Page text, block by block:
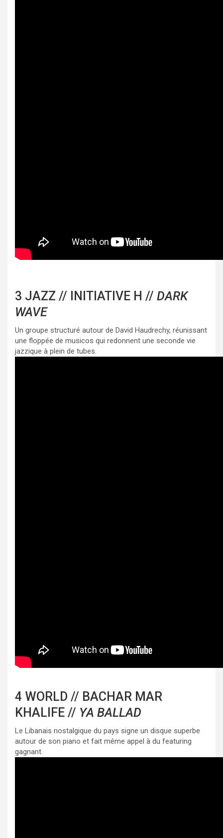
3 JAZZ // INITIATIVE H // DARK
WAVE
Un groupe structuré autour de David Haudrechy, réunissant
une floppée de musicos qui redonnent une seconde vie
jazzique à plein de tubes.
4 WORLD // BACHAR MAR
KHALIFE // YA BALLAD
Le Libanais nostalgique du pays signe un disque superbe
autour de son piano et fait même appel à du featuring
gagnant.